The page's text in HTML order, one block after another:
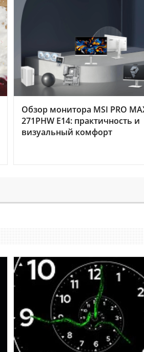
Обзор монитора MSI PRO
271PHW E14: практичность и
визуальный комфорт